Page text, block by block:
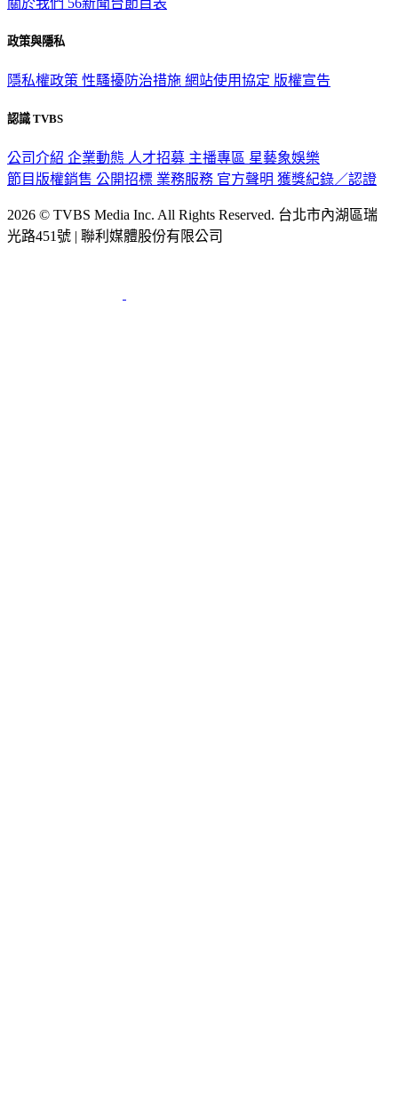
政策與隱私
隱私權政策 性騷擾防治措施 網站使用協定 版權宣告
認識 TVBS
公司介紹 企業動態 人才招募 主播專區 星藝象娛樂
節目版權銷售 公開招標 業務服務 官方聲明 獲獎紀錄／認證
2026 © TVBS Media Inc. All Rights Reserved. 台北市內湖區瑞
光路451號 | 聯利媒體股份有限公司